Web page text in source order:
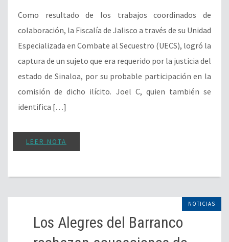
Como resultado de los trabajos coordinados de
colaboración, la Fiscalía de Jalisco a través de su Unidad
Especializada en Combate al Secuestro (UECS), logró la
captura de un sujeto que era requerido por la justicia del
estado de Sinaloa, por su probable participación en la
comisión de dicho ilícito. Joel C, quien también se
identifica […]
LEER NOTA
NOTICIAS
Los Alegres del Barranco